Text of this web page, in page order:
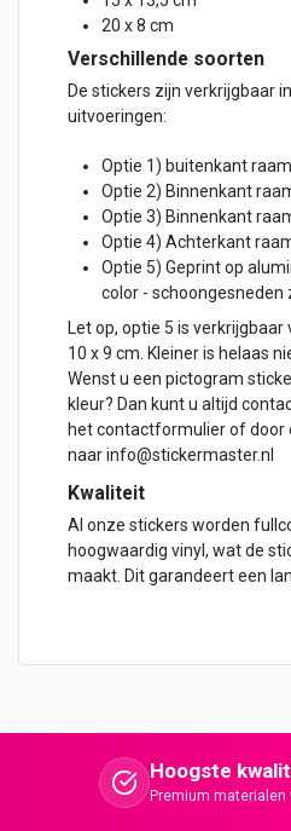
20 x 8 cm
Verschillende soorten
De stickers zijn verkrijgbaar
uitvoeringen:
Optie 1) buitenkant
Optie 2) Binnenkant
Optie 3) Binnenkant
Optie 4) Achterkant
Optie 5) Geprint op
color - schoongesneden
Let op, optie 5 is
10 x 9 cm. Kleiner is helaas
Wenst u een pictogram
kleur? Dan kunt u altijd
het contactformulier of door
naar info@stickermaster.nl
Kwaliteit
Al onze stickers worden
hoogwaardig vinyl, wat de
maakt. Dit garandeert een
Hoogste
Premium materialen